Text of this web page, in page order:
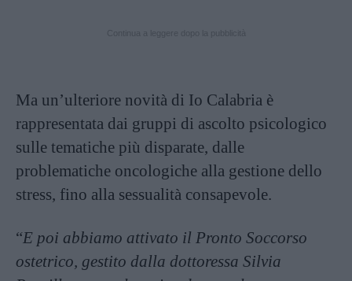
Ma un’ulteriore novità di Io Calabria è
rappresentata dai gruppi di ascolto psicologico
sulle tematiche più disparate, dalle
problematiche oncologiche alla gestione dello
stress, fino alla sessualità consapevole.
“E poi abbiamo attivato il Pronto Soccorso
ostetrico, gestito dalla dottoressa Silvia